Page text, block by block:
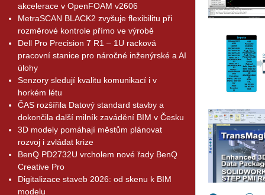
akcelerace v OpenFOAM v2606
MetraSCAN BLACK2 zvyšuje flexibilitu při
rozměrové kontrole přímo ve výrobě
Dell Pro Precision 7 R1 – 1U racková
pracovní stanice pro náročné inženýrské a AI
úlohy
Senzory sledují kvalitu komunikací i v
horkém létu
ČAS rozšířila Datový standard stavby a
dokončila další milník zavádění BIM v Česku
3D modely pomáhají městům plánovat
rozvoj i zvládat krize
BenQ PD2732U vrcholem nové řady BenQ
Creative Pro
Digitalizace staveb 2026: od skenu k BIM
modelu